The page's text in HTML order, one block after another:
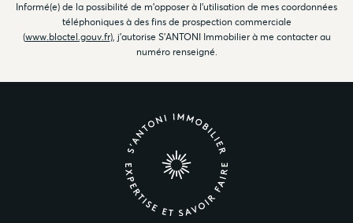
Informé(e) de la possibilité de m'opposer à l'utilisation de mes coordonnées
téléphoniques à des fins de prospection commerciale
(www.bloctel.gouv.fr), j'autorise S'ANTONI Immobilier à me contacter au
numéro renseigné.